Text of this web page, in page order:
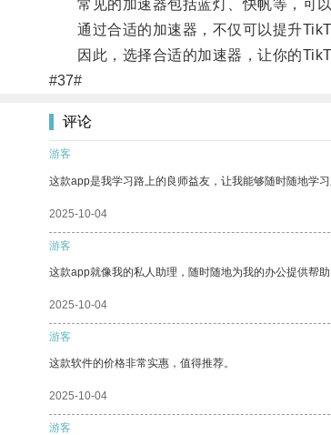
常见的加速器包括蓝灯、快帆等，可以
通过合适的加速器，不仅可以提升
因此，选择合适的加速器，让你的
#37#
评论
游客
这款app是我学习路上的良师益友，让我能够随时随地学习
2025-10-04
游客
这款app就像我的私人助理，随时随地为我的办公提供帮
2025-10-04
游客
这款软件的价格非常实惠，值得推荐。
2025-10-04
游客